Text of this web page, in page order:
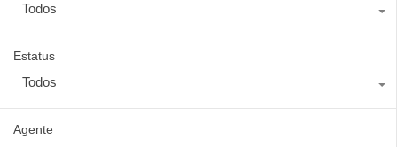
Todos
Estatus
Todos
Agente